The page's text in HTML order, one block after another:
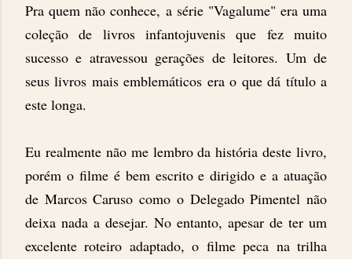
Pra quem não conhece, a série "Vagalume" era uma
coleção de livros infantojuvenis que fez muito
sucesso e atravessou gerações de leitores. Um de
seus livros mais emblemáticos era o que dá título a
este longa.
Eu realmente não me lembro da história deste livro,
porém o filme é bem escrito e dirigido e a atuação
de Marcos Caruso como o Delegado Pimentel não
deixa nada a desejar. No entanto, apesar de ter um
excelente roteiro adaptado, o filme peca na trilha